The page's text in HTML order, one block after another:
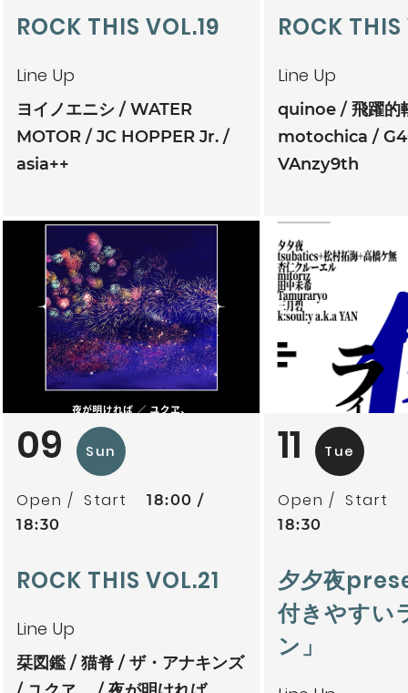
ROCK THIS VOL.19
Line Up
ヨイノエニシ
WATER
MOTOR
JC HOPPER Jr.
asia++
ROCK
Line Up
quinoe
飛躍的
motochica
VAnzy9th
09 Sun
Open Start
18:00
18:30
ROCK THIS VOL.21
Line Up
栞図鑑 猫脊
ザ・アナキンズ
11 Tue
Open Start
18:30
夕夕夜
付きやすい
ン」